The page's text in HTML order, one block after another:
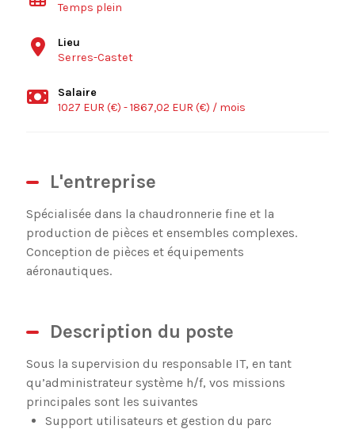
Temps plein
Lieu
Serres-Castet
Salaire
1027 EUR (€) - 1867,02 EUR (€) / mois
L'entreprise
Spécialisée dans la chaudronnerie fine et la
production de pièces et ensembles complexes.
Conception de pièces et équipements
aéronautiques.
Description du poste
Sous la supervision du responsable IT, en tant
qu’administrateur système h/f, vos missions
principales sont les suivantes
Support utilisateurs et gestion du parc